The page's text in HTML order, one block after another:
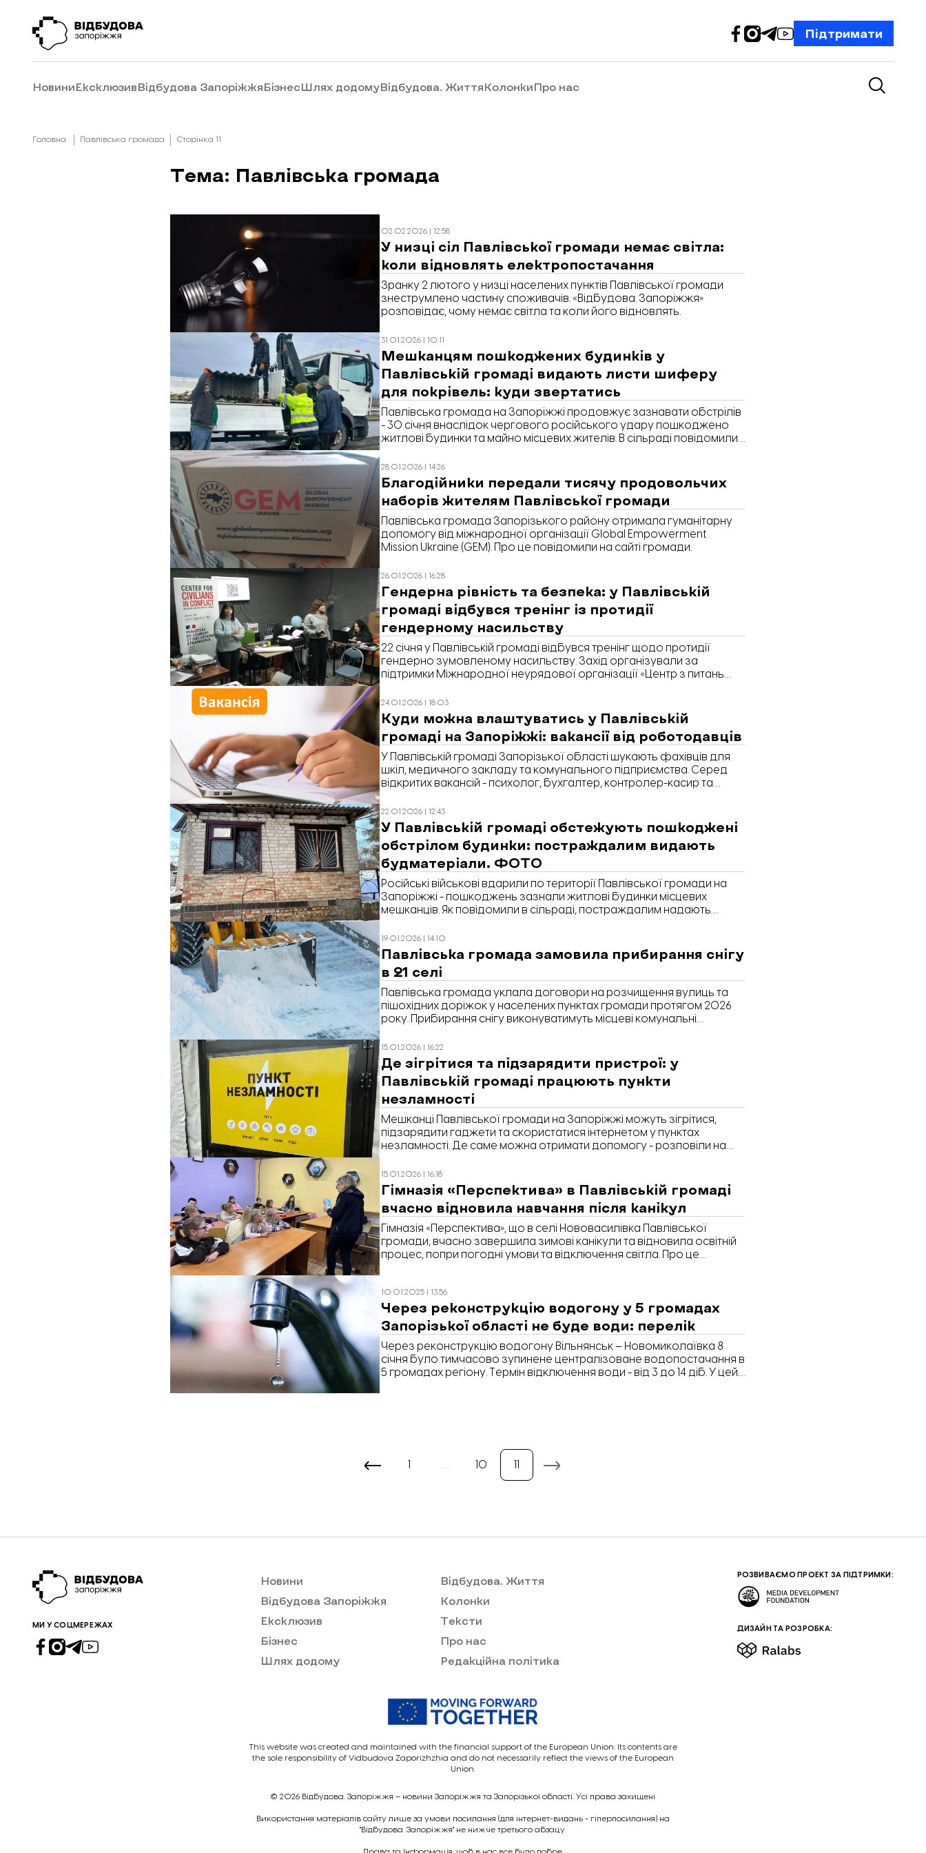
Підтримати
НовиниЕксклюзивВідбудова ЗапоріжжяБізнесШлях додомуВідбудова. ЖиттяКолонкиПро нас
Головна Павлівська громада Сторінка 11
Тема: Павлівська громада
02.02.2026 | 12:58
У низці сіл Павлівської громади немає світла:
коли відновлять електропостачання
Зранку 2 лютого у низці населених пунктів Павлівської громади
знеструмлено частину споживачів. «Відбудова. Запоріжжя»
розповідає, чому немає світла та коли його відновлять.
31.01.2026 | 10:11
Мешканцям пошкоджених будинків у
Павлівській громаді видають листи шиферу
для покрівель: куди звертатись
Павлівська громада на Запоріжжі продовжує зазнавати обстрілів
- 30 січня внаслідок чергового російського удару пошкоджено
житлові будинки та майно місцевих жителів. В сільраді повідомили,
та інші будматеріали.
28.01.2026 | 14:26
Благодійники передали тисячу продовольчих
наборів жителям Павлівської громади
Павлівська громада Запорізького району отримала гуманітарну
допомогу від міжнародної організації Global Empowerment
Mission Ukraine (GEM). Про це повідомили на сайті громади.
26.01.2026 | 16:28
Гендерна рівність та безпека: у Павлівській
громаді відбувся тренінг із протидії
гендерному насильству
22 січня у Павлівській громаді відбувся тренінг щодо протидії
гендерно зумовленому насильству. Захід організували за
підтримки Міжнародної неурядової організації «Центр з питань
Павлівській сільській раді.
24.01.2026 | 18:03
Куди можна влаштуватись у Павлівській
громаді на Запоріжжі: вакансії від роботодавців
У Павлівській громаді Запорізької області шукають фахівців для
шкіл, медичного закладу та комунального підприємства. Серед
відкритих вакансій - психолог, бухгалтер, контролер-касир та
Запоріжжя» з посиланням на Єдиний портал вакансій.
22.01.2026 | 12:43
У Павлівській громаді обстежують пошкоджені
обстрілом будинки: постраждалим видають
будматеріали. ФОТО
Російські військові вдарили по території Павлівської громади на
Запоріжжі - пошкоджень зазнали житлові будинки місцевих
мешканців. Як повідомили в сільраді, постраждалим надають
19.01.2026 | 14:10
Павлівська громада замовила прибирання снігу
в 21 селі
Павлівська громада уклала договори на розчищення вулиць та
пішохідних доріжок у населених пунктах громади протягом 2026
року. Прибирання снігу виконуватимуть місцеві комунальні
сількомунгосп». Про це повідомляє «Відбудова. Запоріжжя» з
посиланням на Prozorro.
15.01.2026 | 16:22
Де зігрітися та підзарядити пристрої: у
Павлівській громаді працюють пункти
незламності
Мешканці Павлівської громади на Запоріжжі можуть зігрітися,
підзарядити гаджети та скористатися інтернетом у пунктах
незламності. Де саме можна отримати допомогу - розповіли на
15.01.2026 | 16:18
Гімназія «Перспектива» в Павлівській громаді
вчасно відновила навчання після канікул
Гімназія «Перспектива», що в селі Нововасилівка Павлівської
громади, вчасно завершила зимові канікули та відновила освітній
процес, попри погодні умови та відключення світла. Про це
10.01.2025 | 13:56
Через реконструкцію водогону у 5 громадах
Запорізької області не буде води: перелік
Через реконструкцію водогону Вільнянськ – Новомиколаївка 8
січня було тимчасово зупинене централізоване водопостачання в
5 громадах регіону. Термін відключення води - від 3 до 14 діб. У цей
… 10
МИ У СОЦМЕРЕЖАХ
Новини
Відбудова Запоріжжя
Ексклюзив
Бізнес
Шлях додому
Відбудова. Життя
Колонки
Тексти
Про нас
Редакційна політика
РОЗВИВАЄМО ПРОЕКТ ЗА ПІДТРИМКИ:
ДИЗАЙН ТА РОЗРОБКА:
This website was created and maintained with the financial support of the European Union. Its contents are
the sole responsibility of Vidbudova Zaporizhzhia and do not necessarily reflect the views of the European
Union.
© 2026 Відбудова. Запоріжжя – новини Запоріжжя та Запорізької області. Усі права захищені.
Викориcтання матеріалів сайту лише за умови посилання (для інтернет-видань - гіперпосилання) на
"Відбудова. Запоріжжя" не нижче третього абзацу.